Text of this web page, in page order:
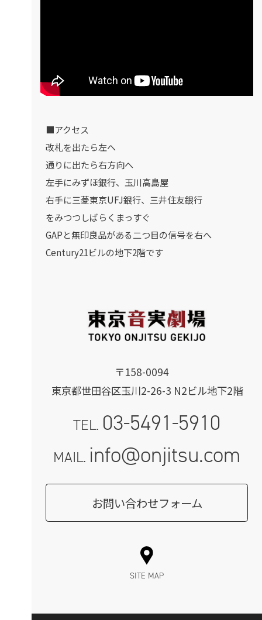
〒158-0094
東京都世田谷区玉川2-26-3 N2ビル地下2階
TEL. 03-5491-5910
MAIL. info@onjitsu.com
お問い合わせフォーム
■アクセス
改札を出たら左へ
通りに出たら右方向へ
左手にみずほ銀行、玉川高島屋
右手に三菱東京UFJ銀行、三井住友銀行
をみつつしばらくまっすぐ
GAPと無印良品がある二つ目の信号を右へ
Century21ビルの地下2階です
SITE MAP